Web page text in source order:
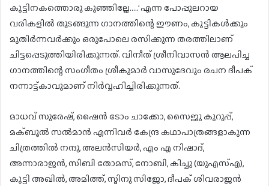
കൂട്ടിനകത്തൊരു കുഞ്ഞില്ലേ…..’ എന്ന പോപ്പുലറായ
വരികളിൽ തുടങ്ങുന്ന ഗാനത്തിന്റെ ഈണം, കുട്ടികൾക്കും
മുതിർന്നവർക്കും ഒരുപോലെ രസിക്കുന്ന തരത്തിലാണ്
ചിട്ടപ്പെടുത്തിയിരിക്കുന്നത്. വിനീത് ശ്രീനിവാസൻ ആലപിച്ച
ഗാനത്തിന്റെ സംഗീതം ശ്രീകുമാർ വാസുദേവും രചന ദീപക്
നന്നാട്ട്കാവുമാണ് നിർവ്വഹിച്ചിരിക്കുന്നത്.
മാധവ് സുരേഷ്, ഷൈൻ ടോം ചാക്കോ, സൈജു കുറുപ്പ്,
മക്ബൂൽ സൽമാൻ എന്നിവർ കേന്ദ്ര കഥാപാത്രങ്ങളാകുന്ന
ചിത്രത്തിൽ നന്ദു, അലൻസിയർ, എം എ നിഷാദ്,
അന്നാരാജൻ, സിബി തോമസ്, നോബി, കിച്ചു (യുഎസ്എ),
കുട്ടി അഖിൽ, അമിത്ത്, സ്മിനു സിജോ, ദീപക് ശിവരാജൻ